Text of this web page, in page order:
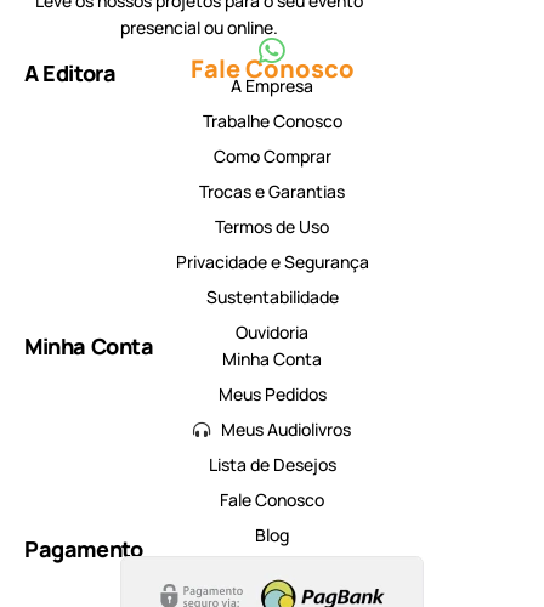
presencial ou online.
Fale Conosco
A Editora
A Empresa
Trabalhe Conosco
Como Comprar
Trocas e Garantias
Termos de Uso
Privacidade e Segurança
Sustentabilidade
Ouvidoria
Minha Conta
Minha Conta
Meus Pedidos
Meus Audiolivros
Lista de Desejos
Fale Conosco
Blog
Pagamento